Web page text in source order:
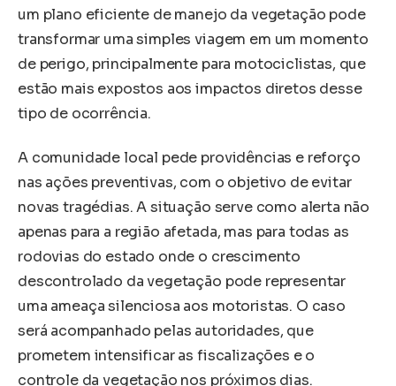
um plano eficiente de manejo da vegetação pode
transformar uma simples viagem em um momento
de perigo, principalmente para motociclistas, que
estão mais expostos aos impactos diretos desse
tipo de ocorrência.
A comunidade local pede providências e reforço
nas ações preventivas, com o objetivo de evitar
novas tragédias. A situação serve como alerta não
apenas para a região afetada, mas para todas as
rodovias do estado onde o crescimento
descontrolado da vegetação pode representar
uma ameaça silenciosa aos motoristas. O caso
será acompanhado pelas autoridades, que
prometem intensificar as fiscalizações e o
controle da vegetação nos próximos dias.